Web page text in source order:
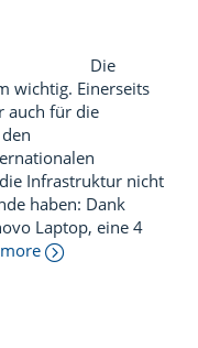
Die
wichtig. Einerseits
auch für die
Infrastruktur nicht
haben: Dank
Laptop, eine 4